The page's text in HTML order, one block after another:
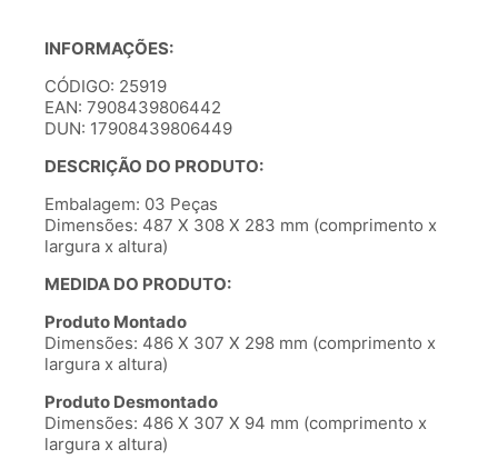
INFORMAÇÕES:
CÓDIGO: 25919
EAN: 7908439806442
DUN: 17908439806449
DESCRIÇÃO DO PRODUTO:
Embalagem: 03 Peças
Dimensões: 487 X 308 X 283 mm (comprimento x
largura x altura)
MEDIDA DO PRODUTO:
Produto Montado
Dimensões: 486 X 307 X 298 mm (comprimento x
largura x altura)
Produto Desmontado
Dimensões: 486 X 307 X 94 mm (comprimento x
largura x altura)